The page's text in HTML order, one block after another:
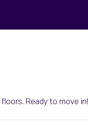
Ready to move in!